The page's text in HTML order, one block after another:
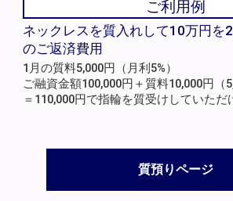
ご利用例
ネックレスを質入れして10万円を
のご返済費用
1月の質料5,000円（月利5%）
ご融資金額100,000円＋質料10,000円（
＝110,000円で指輪を質受けしていただ
質預りページ